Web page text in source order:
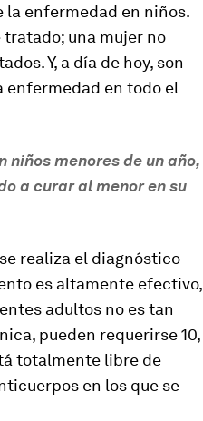
enfermedad en niños.
una mujer no
Y, a día de hoy, son
enfermedad en todo el
menores de un año,
a curar al menor en su
realiza el diagnóstico
es altamente efectivo,
adultos no es tan
pueden requerirse 10,
totalmente libre de
en los que se